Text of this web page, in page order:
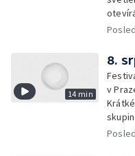
Vyrij u
14 min
8.
v